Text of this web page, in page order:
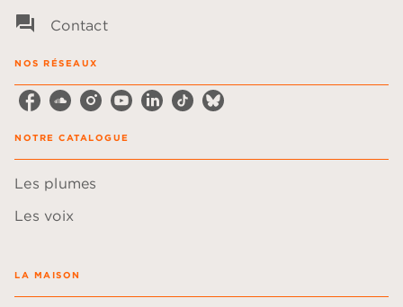
question_answer Contact
NOS RÉSEAUX
NOTRE CATALOGUE
Les plumes
Les voix
LA MAISON